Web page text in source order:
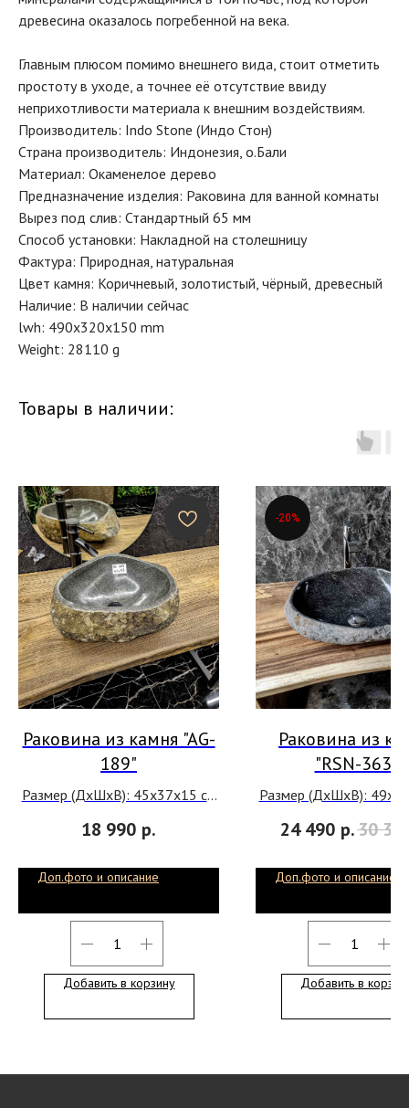
древесина оказалось погребенной на века.
Главным плюсом помимо внешнего вида, стоит отметить
простоту в уходе, а точнее её отсутствие ввиду
неприхотливости материала к внешним воздействиям.
Производитель: Indo Stone (Индо Стон)
Страна производитель: Индонезия, о.Бали
Материал: Окаменелое дерево
Предназначение изделия: Раковина для ванной комнаты
Вырез под слив: Стандартный 65 мм
Способ установки: Накладной на столешницу
Фактура: Природная, натуральная
Цвет камня: Коричневый, золотистый, чёрный, древесный
Наличие: В наличии сейчас
lwh: 490x320x150 mm
Weight: 28110 g
Товары в наличии:
Раковина из камня "AG-
189"
Размер (ДхШхВ): 45х37х15 см
Месторождение: о.Бали,
18 990 р.
Доп.фото и описание
Добавить в корзину
-20%
Раковина из
"RSN-363"
Размер (ДхШхВ):
Месторождение:
В наличии
24 490 р.30
Доп.фото и описание
Добавить в